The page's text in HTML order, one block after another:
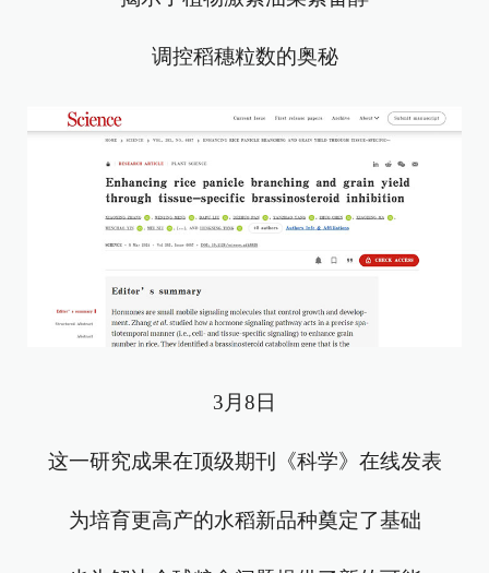
调控稻穗粒数的奥秘
3月8日
这一研究成果在顶级期刊《科学》在线发表
为培育更高产的水稻新品种奠定了基础